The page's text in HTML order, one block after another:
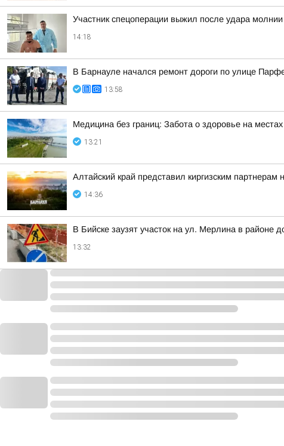
Участник спецоперации выжил после удара
14:18
В Барнауле начался ремонт дороги по улице
13:58
Медицина без границ: Забота о здоровье на местах
13:21
Алтайский край представил киргизским
14:36
В Бийске заузят участок на ул. Мерлина в районе
13:32